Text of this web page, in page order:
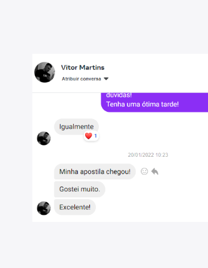
para uma preparação eficiente;
abaixo), para complementar sua preparação.
e aproveitar ao máximo este material. São
matemático, matemática e direito constitucional.
do Brasil e seremos sua parceira ideal na jornada
de recursos didáticos, comprometidos com a
sua preparação.
e temos um compromisso sólido em democratizar o
para transformar vidas, e estamos aqui